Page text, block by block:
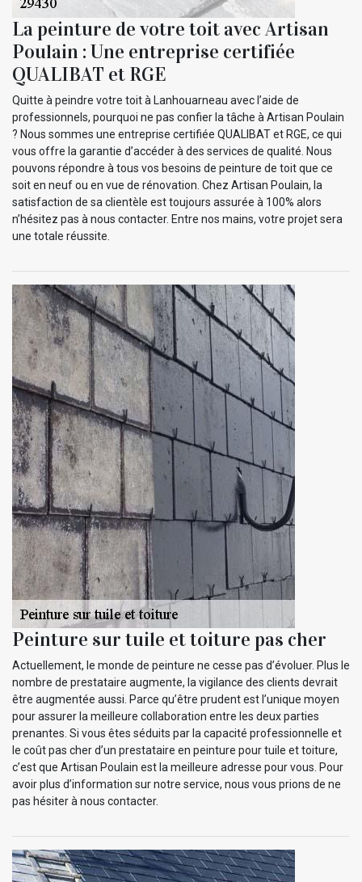
La peinture de votre toit avec Artisan
Poulain : Une entreprise certifiée
QUALIBAT et RGE
Quitte à peindre votre toit à Lanhouarneau avec l’aide de
professionnels, pourquoi ne pas confier la tâche à Artisan Poulain
? Nous sommes une entreprise certifiée QUALIBAT et RGE, ce qui
vous offre la garantie d’accéder à des services de qualité. Nous
pouvons répondre à tous vos besoins de peinture de toit que ce
soit en neuf ou en vue de rénovation. Chez Artisan Poulain, la
satisfaction de sa clientèle est toujours assurée à 100% alors
n’hésitez pas à nous contacter. Entre nos mains, votre projet sera
une totale réussite.
Peinture sur tuile et toiture pas cher
Actuellement, le monde de peinture ne cesse pas d’évoluer. Plus le
nombre de prestataire augmente, la vigilance des clients devrait
être augmentée aussi. Parce qu’être prudent est l’unique moyen
pour assurer la meilleure collaboration entre les deux parties
prenantes. Si vous êtes séduits par la capacité professionnelle et
le coût pas cher d’un prestataire en peinture pour tuile et toiture,
c’est que Artisan Poulain est la meilleure adresse pour vous. Pour
avoir plus d’information sur notre service, nous vous prions de ne
pas hésiter à nous contacter.